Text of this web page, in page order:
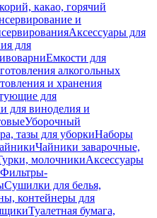
какао, горячий
и
Аксессуары для
для
Емкости для
алкогольных
и хранения
для
для виноделия и
Уборочный
тазы для уборкиНаборы
Чайники заварочные,
молочникиАксессуары
Фильтры-
Сушилки для белья,
контейнеры для
Туалетная бумага,